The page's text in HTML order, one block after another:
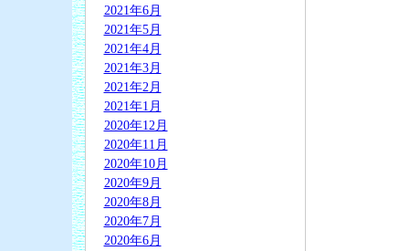
2021年6月
2021年5月
2021年4月
2021年3月
2021年2月
2021年1月
2020年12月
2020年11月
2020年10月
2020年9月
2020年8月
2020年7月
2020年6月